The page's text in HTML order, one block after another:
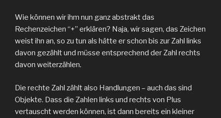
Wie können wir ihm nun ganz abstrakt das
Rechenzeichen “+” erklären? Naja, wir sagen, das Zeichen
weist ihn an, so zu tun als hätte er schon bis zur Zahl links
davon gezählt und müsse entsprechend der Zahl rechts
davon weiterzählen.
Die rechte Zahl zählt also Handlungen – auch das sind
Objekte. Dass die Zahlen links und rechts von Plus
vertauscht werden können, ist dann bereits ein kleiner